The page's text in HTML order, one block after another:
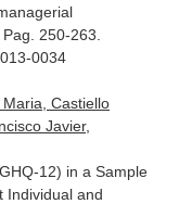
250-263.
0034
Castiello
Javier,
12) in a Sample
Individual and